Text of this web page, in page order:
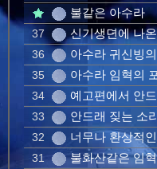
불같은 아수라
37 신기생뎐에 나
36 아수라 귀신빙
35 아수라 임혁의
34 예고편에서 안
33 안드래 짖는 소
32 너무나 환상적
31 불화산같은 임